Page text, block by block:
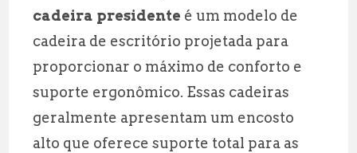
cadeira presidente é um modelo de
cadeira de escritório projetada para
proporcionar o máximo de conforto e
suporte ergonômico. Essas cadeiras
geralmente apresentam um encosto
alto que oferece suporte total para as